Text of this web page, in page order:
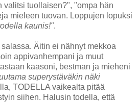
valitsi tuollaisen?", "ompa hän
mieleen tuovan. Loppujen lopuksi
kaunis!".
Äitin ei nähnyt mekkoa
appivanhempani ja muut
kaasoni, bestman ja mieheni
superystäväkin näki
TODELLA vaikealta pitää
siihen. Halusin todella, että